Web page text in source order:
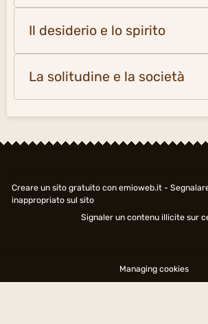
Il desiderio e lo spirito
La solitudine e la società
Creare un sito gratuito con emioweb.it -
inappropriato sul sito
Signaler un contenu illicite sur
Managing cookies